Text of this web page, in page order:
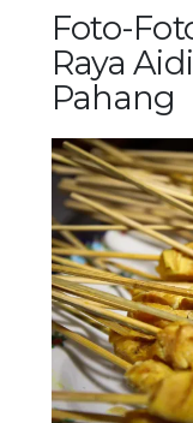
Foto-
Raya
Pahang